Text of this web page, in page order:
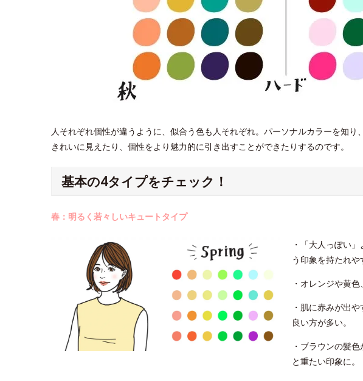
人それぞれ個性が違うように、似合う色も人それぞれ。パーソナルカラーを知
きれいに見えたり、個性をより魅力的に引き出すことができたりするのです。
基本の4タイプをチェック！
春：明るく若々しいキュートタイプ
・「大人っぽい
う印象を持たれや
・オレンジや黄
・肌に赤みが出
良い方が多い。
・ブラウンの髪
と重たい印象に。